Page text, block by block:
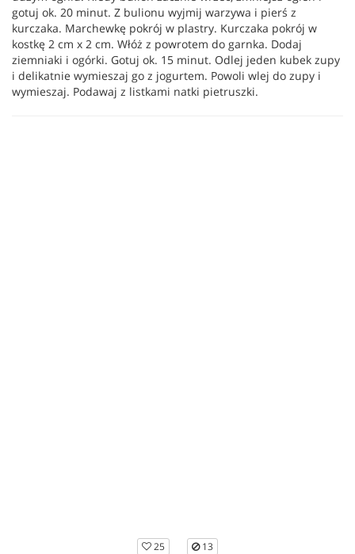
gotuj ok. 20 minut. Z bulionu wyjmij warzywa i pierś z
kurczaka. Marchewkę pokrój w plastry. Kurczaka pokrój w
kostkę 2 cm x 2 cm. Włóż z powrotem do garnka. Dodaj
ziemniaki i ogórki. Gotuj ok. 15 minut. Odlej jeden kubek zupy
i delikatnie wymieszaj go z jogurtem. Powoli wlej do zupy i
wymieszaj. Podawaj z listkami natki pietruszki.
25 13